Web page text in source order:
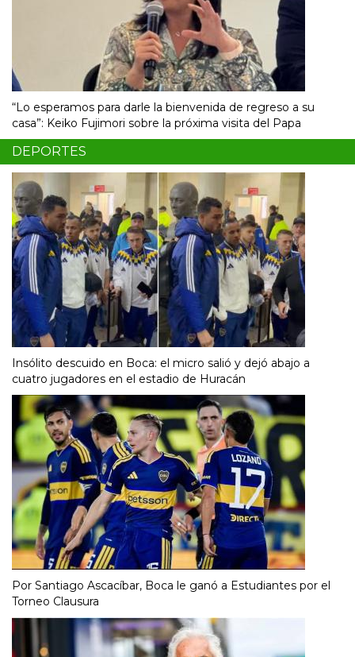
“Lo esperamos para darle la bienvenida de regreso a su
casa”: Keiko Fujimori sobre la próxima visita del Papa
DEPORTES
Insólito descuido en Boca: el micro salió y dejó abajo a
cuatro jugadores en el estadio de Huracán
Por Santiago Ascacíbar, Boca le ganó a Estudiantes por el
Torneo Clausura